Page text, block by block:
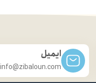
ایمیل
info@zibaloun.com